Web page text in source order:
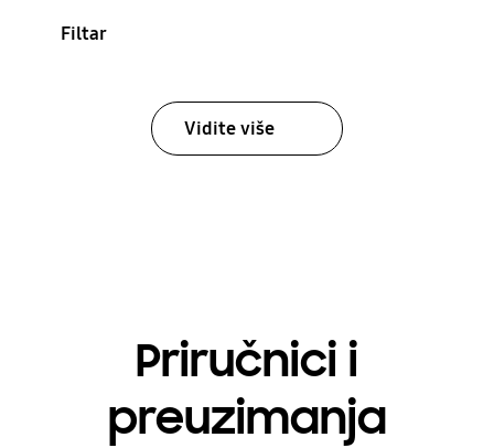
Filtar
Vidite više
Priručnici i
preuzimanja